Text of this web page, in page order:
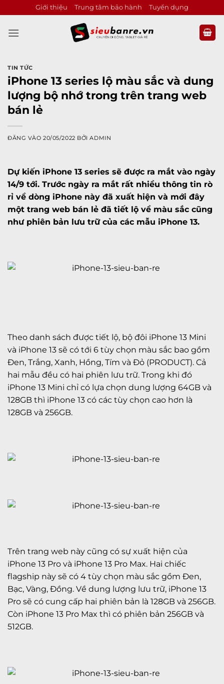
qua
nội
Giới thiệu Trung tâm bảo hành Tuyển dụng
TIN TỨC
iPhone 13 series lộ màu sắc và dung
lượng bộ nhớ trong trên trang web
bán lẻ
ĐĂNG VÀO20/05/2022 BỞIADMIN
Dự kiến iPhone 13 series sẽ được ra mắt vào ngày
14/9 tới. Trước ngày ra mắt rất nhiều thông tin rò
rỉ về dòng iPhone này đã xuất hiện và mới đây
một trang web bán lẻ đã tiết lộ về màu sắc cũng
như phiên bản lưu trữ của các mẫu iPhone 13.
Theo danh sách được tiết lộ, bộ đôi iPhone 13 Mini
và iPhone 13 sẽ có tới 6 tùy chọn màu sắc bao gồm
Đen, Trắng, Xanh, Hồng, Tím và Đỏ (PRODUCT). Cả
hai mẫu đều có hai phiên lưu trữ. Trong khi đó
iPhone 13 Mini chỉ có lựa chọn dung lượng 64GB và
128GB thì iPhone 13 có các tùy chọn cao hơn là
128GB và 256GB.
Trên trang web này cũng có sự xuất hiện của
iPhone 13 Pro và iPhone 13 Pro Max. Hai chiếc
flagship này sẽ có 4 tùy chọn màu sắc gồm Đen,
Bạc, Vàng, Đồng. Về dung lượng lưu trữ, iPhone 13
Pro sẽ có cung cấp hai phiên bản là 128GB và 256GB.
Còn iPhone 13 Pro Max thì có phiên bản 256GB và
512GB.